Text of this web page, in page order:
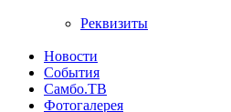
Реквизиты
Новости
События
Самбо.ТВ
Фотогалерея